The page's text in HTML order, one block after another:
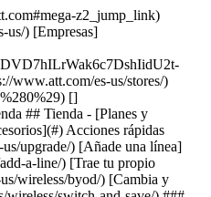
- [Militares y veteranos](https://www.att.com/es-us/offers/discount-program/military-discount/) - [Maestros](https://www.att.com/es-us/offers/discount-program/teacher/) - [Enfermeros y médicos](https://www.att.com/es-us/verification/signaturehub/#medical) - [Personal de emergencias activo](https://www.att.com/es-us/firstnetandfamily/) ### Descuentos por afiliación - [Clientes 55+](https://www.att.com/es-us/verification/signaturehub/#age) - [Personal retirado del servicio de emergencia](https://www.att.com/es-us/offers/discount-program/retired-responders/) - [Trabajadores de sindicatos](https://www.att.com/es-us/offers/discount-program/union-discount/) - [Estudiantes](https://www.att.com/es-us/verification/signaturehub/#student) ### Ahorros para socios - [Descuento con tarjeta de crédito](https://www.att.com/es-us/?1036077272%3BamdU7ms02uyDVD7hIidU2t-FgOyvGkzT7uyJVm497PywgLdW2iYTVis9IZcUaO3.z1) - [Beneficios y más](https://andmorebenefits.att.com/root-discovery) [__Maestros: ahorra hasta $150 por línea y hasta un 20% en planes__ \ Obtén detalles](https://www.att.com/es-us/offers/discount-program/teacher/) - La diferencia de AT&T ## La diferencia de AT&T - [Nuestra ventaja competitiva](#) ### ¿Por qué elegirnos? - [Garantía AT&T](https://www.att.com/es-us/why-att/guarantee/) - [Por qué AT&T](https://www.att.com/es-us/why-att/) - [AT&T vs. T-Mobile y Verizon](https://www.att.com/es-us/wireless/switch-and-save/#compare-us) - [AT&T Fiber vs. Spectrum y Xfinity](https://www.att.com/es-us/internet/fiber/#compare-us) - [Prueba AT&T gratis](https://www.att.com/es-us/wireless/free-trial/) - [Cambia y ahorra](https://www.att.com/es-us/wireless/switch-and-save/) ### Cobertura excepcional - [Mapa de cobertura 5G](https://www.att.com/es-us/maps/wireless-coverage.html) - [Mapa de cobertura de fibra óptica](https://www.att.com/es-us/internet/fiber/coverage-map/) [__La mejor garantía de Estados Unidos__ \ Obtén detalles](https://www.att.com/es-us/why-att/guarantee/) - Ayuda ## Ayuda - [Factura y cuenta](#) - [Móvil](#) - [Internet](#) Acciones rápidas [Ve toda la ayuda](https://www.att.com/es-us/support/) [Ver mi cuenta](https://www.att.com/es-us/acctmgmt/overview) [Centro de pagos](https://www.att.com/es-us/acctmgmt/mypaymentcenter) [Centro de facturación](https://www.att.com/es-us/acctmgmt/billing/mybillingcenter) ### Factura y pagos - [Comprende tu factura](https://www.att.com/es-us/support/my-account/understand-your-bill/) - [Averigua por qué tu factura cambió](https://www.att.com/es-us/support/article/my-account/KM1051879/) - [Configura y administra AutoPay](https://www.att.com/es-us/acctmgmt/mypaymentcenter?intent=MANAGEAUTOPAY) - [Ve las cuotas de los dispositivos](https://www.att.com/es-us/acctmgmt/payment/installmentplandetails) - [Pagar sin iniciar sesión](https://www.att.com/es-us/acctmgmt/fastpmt/fastpay) ### Cuenta - [Cambiar o restablecer contraseña](https://www.att.com/es-us/support/article/my-account/KM1008941/) - [Añade o elimina cuentas](https://www.att.com/es-us/support/article/my-account/KM1008925/) - [Traslada el servicio de internet](https://www.att.com/es-us/help/moving/) - [Ve tus pedidos y reclamaciones](https://www.att.com/es-us/orders/history) - [Más ayuda con la cuenta](https://www.att.com/es-us/support/my-account/) [__La mejor garantía de Estados Unidos__ \ Obtén detalles](https://www.att.com/es-us/why-att/guarantee/) Acciones rápidas [Administrar mi servicio móvil](https://www.att.com/es-us/acctmgmt/mywireless) [Rastrear mi pedido](https://www.att.com/es-us/orders/history) [Añade AT&T International Day Pass](https://www.att.com/es-us/acctmgmt/signin?intent=DEEPLINK&soc=IRRLHDF&level=CAT&source=ILC242589969&wtExtndSource=Megamenu) ### Mi dispositivo - [Verificar mi uso](https://www.att.com/es-us/acctmgmt/usage/mysummary) - [Administra complementos](https://www.att.com/es-us/acctmgmt/wireless/manage-addon) - [Cambiar mi plan](https://www.att.com/es-us/acctmgmt/mywireless/manageplan/) - [Añade una línea](https://www.att.com/es-us/buy/postpaid/?wlsfi=AL) - [Consultar los requisitos de cambio](https://www.att.com/es-us/buy/postpaid/?wlsfi=up) - [Activa un dispositivo móvil](https://www.att.com/es-us/